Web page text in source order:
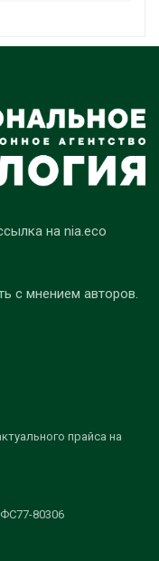
на nia.eco
с мнением авторов.
прайса на
80306